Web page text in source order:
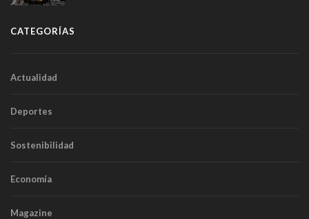
CATEGORÍAS
Actualidad
Deportes
Sostenibilidad
Economía
Magazine